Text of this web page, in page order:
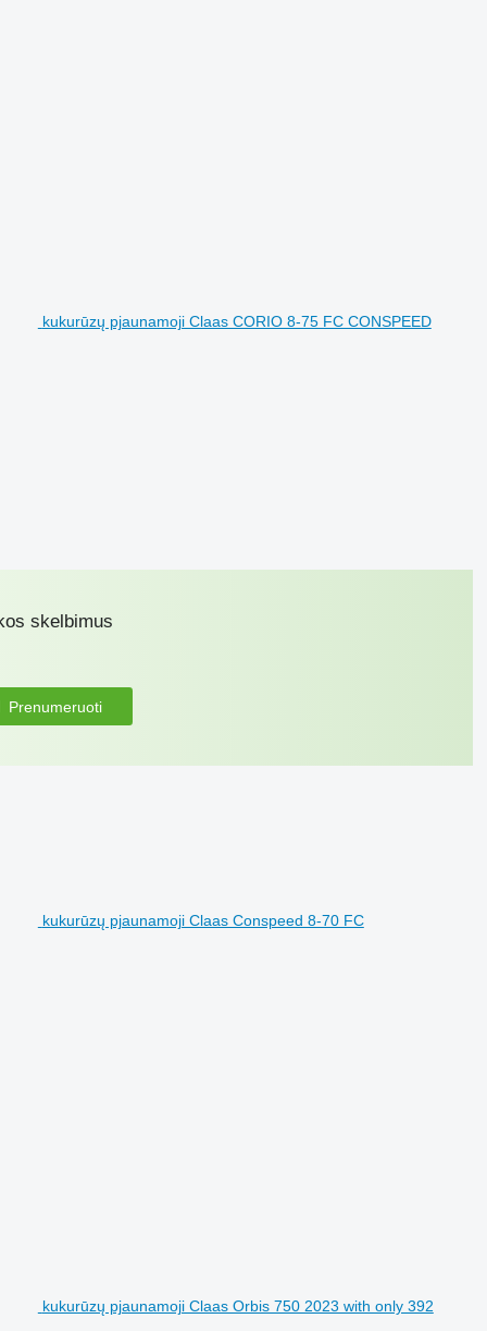
kukurūzų pjaunamoji Claas CORIO 8-75 FC CONSPEED
skelbimus
Prenumeruoti
kukurūzų pjaunamoji Claas Conspeed 8-70 FC
kukurūzų pjaunamoji Claas Orbis 750 2023 with only 392